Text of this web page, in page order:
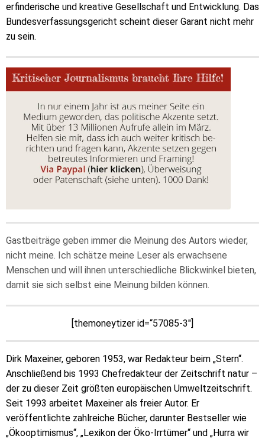
erfinderische und kreative Gesellschaft und Entwicklung. Das
Bundesverfassungsgericht scheint dieser Garant nicht mehr
zu sein.
Gastbeiträge geben immer die Meinung des Autors wieder,
nicht meine. Ich schätze meine Leser als erwachsene
Menschen und will ihnen unterschiedliche Blickwinkel bieten,
damit sie sich selbst eine Meinung bilden können.
[themoneytizer id=“57085-3″]
Dirk Maxeiner, geboren 1953, war Redakteur beim „Stern“.
Anschließend bis 1993 Chefredakteur der Zeitschrift natur –
der zu dieser Zeit größten europäischen Umweltzeitschrift.
Seit 1993 arbeitet Maxeiner als freier Autor. Er
veröffentlichte zahlreiche Bücher, darunter Bestseller wie
„Ökooptimismus“, „Lexikon der Öko-Irrtümer“ und „Hurra wir